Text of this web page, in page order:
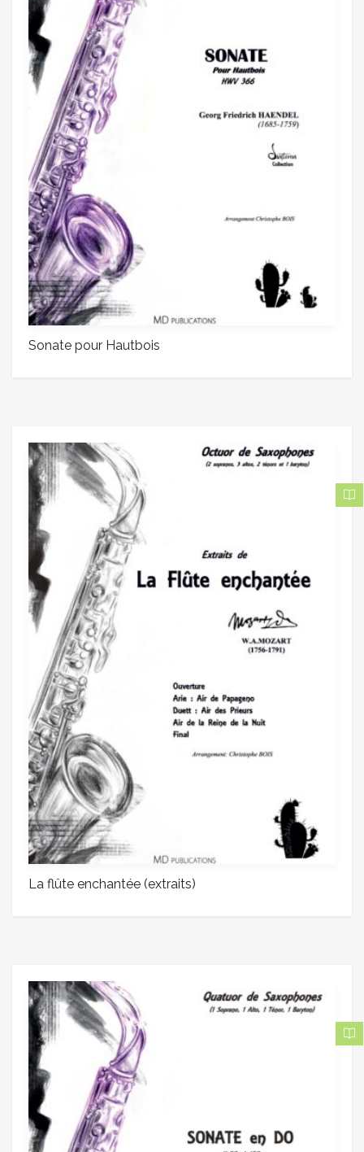
Sonate pour Hautbois
La flûte enchantée (extraits)